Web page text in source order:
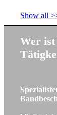
Show all
Wer